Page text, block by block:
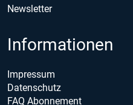
Newsletter
Informationen
Impressum
Datenschutz
FAQ Abonnement